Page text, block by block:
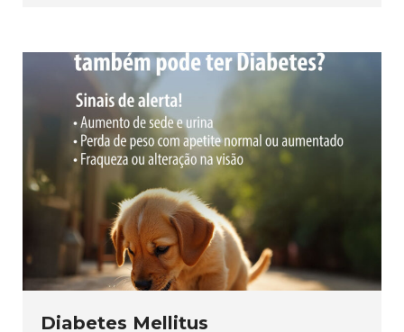
Diabetes Mellitus